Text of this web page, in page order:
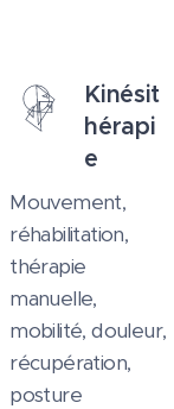
Kinésit
hérapi
e
Mouvement,
réhabilitation,
thérapie
manuelle,
mobilité, douleur,
récupération,
posture